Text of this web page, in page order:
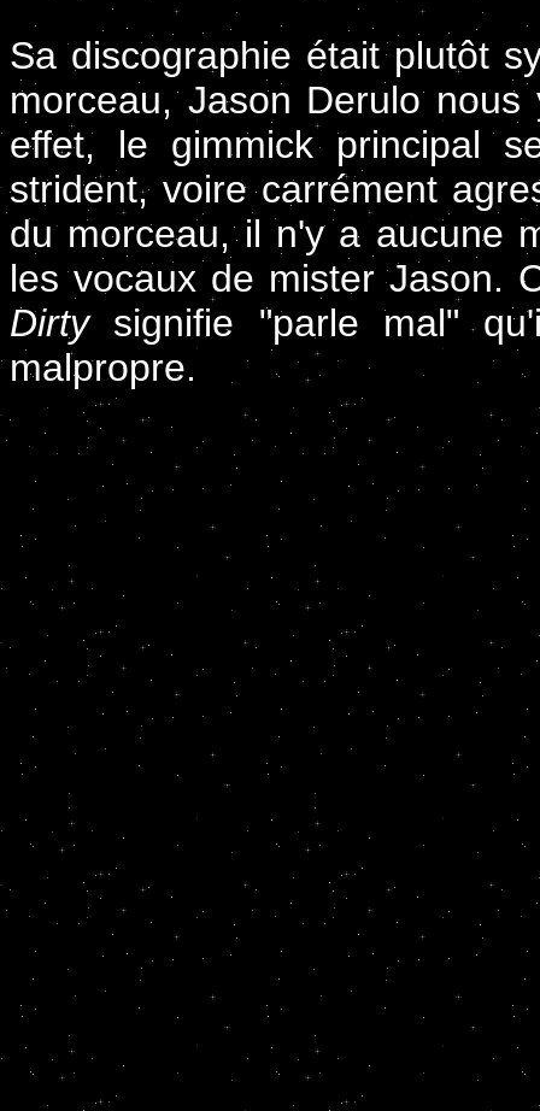
Sa discographie était plutôt
morceau, Jason Derulo
effet, le gimmick principal
strident, voire carrément
du morceau, il n'y a aucune
les vocaux de mister Jason.
Dirtysignifie "parle mal"
malpropre.